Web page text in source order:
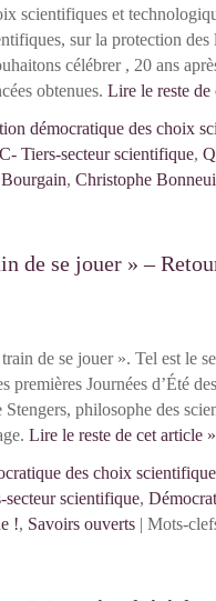
scientifiques et
sur la protection des
célébrer , 20 ans
obtenues. Lire le reste de
démocratique des choix
C- Tiers-secteur scientifique,
, Christophe
de se jouer » –
de se jouer ». Tel est le
premières Journées d’Été
Stengers, philosophe des
Lire le reste de cet article »
des choix
secteur scientifique,
!, Savoirs ouverts | Mots-